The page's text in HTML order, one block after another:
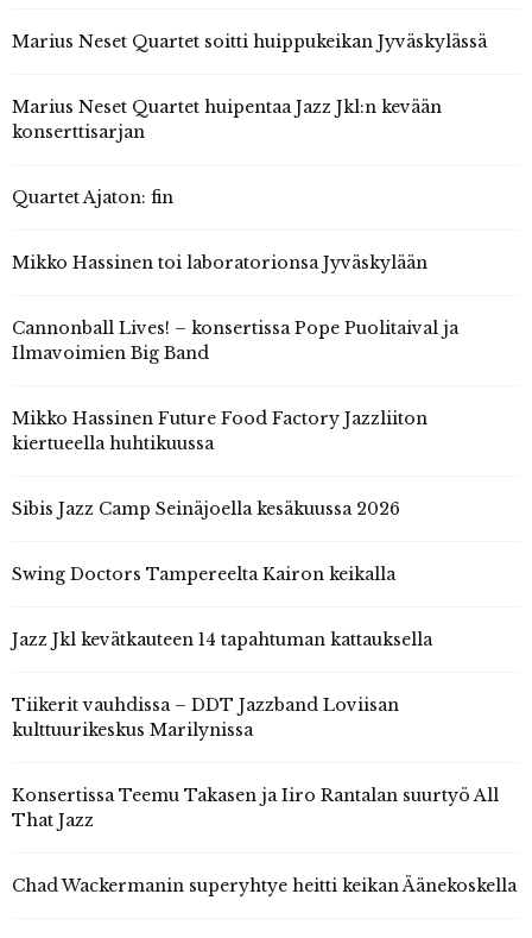
Marius Neset Quartet soitti huippukeikan Jyväskylässä
Marius Neset Quartet huipentaa Jazz Jkl:n kevään
konserttisarjan
Quartet Ajaton: fin
Mikko Hassinen toi laboratorionsa Jyväskylään
Cannonball Lives! – konsertissa Pope Puolitaival ja
Ilmavoimien Big Band
Mikko Hassinen Future Food Factory Jazzliiton
kiertueella huhtikuussa
Sibis Jazz Camp Seinäjoella kesäkuussa 2026
Swing Doctors Tampereelta Kairon keikalla
Jazz Jkl kevätkauteen 14 tapahtuman kattauksella
Tiikerit vauhdissa – DDT Jazzband Loviisan
kulttuurikeskus Marilynissa
Konsertissa Teemu Takasen ja Iiro Rantalan suurtyö All
That Jazz
Chad Wackermanin superyhtye heitti keikan Äänekoskella